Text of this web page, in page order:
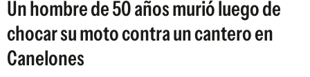
Un hombre de 50 años murió luego de
chocar su moto contra un cantero en
Canelones